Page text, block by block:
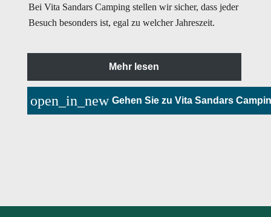
Bei Vita Sandars Camping stellen wir sicher, dass jeder
Besuch besonders ist, egal zu welcher Jahreszeit.
Mehr lesen
open_in_new Gehen Sie zu Vita Sandars